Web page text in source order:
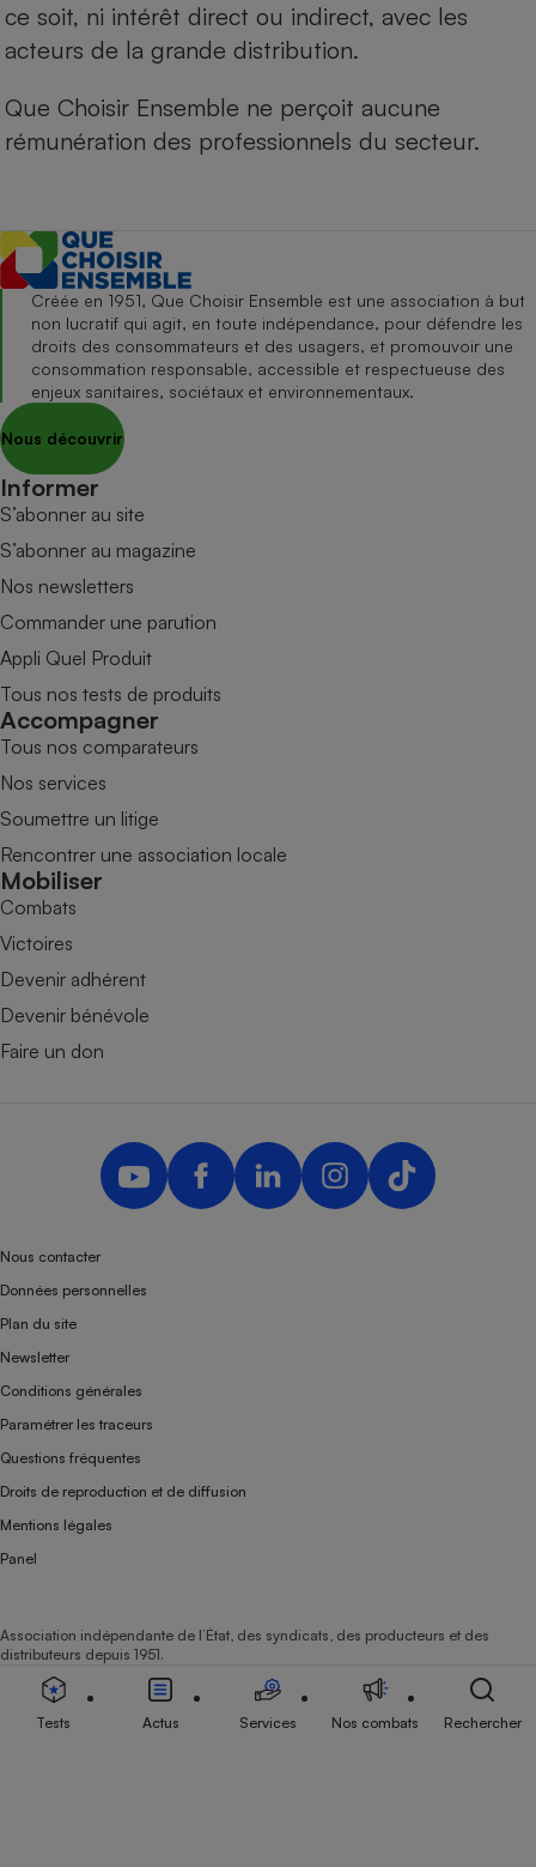
ce soit, ni intérêt direct ou indirect, avec les
acteurs de la grande distribution.
Que Choisir Ensemble ne perçoit aucune
rémunération des professionnels du secteur.
Créée en 1951, Que Choisir Ensemble est une association à but
non lucratif qui agit, en toute indépendance, pour défendre les
droits des consommateurs et des usagers, et promouvoir une
consommation responsable, accessible et respectueuse des
enjeux sanitaires, sociétaux et environnementaux.
Nous découvrir
Informer
S’abonner au site
S’abonner au magazine
Nos newsletters
Commander une parution
Appli Quel Produit
Tous nos tests de produits
Accompagner
Tous nos comparateurs
Nos services
Soumettre un litige
Rencontrer une association locale
Mobiliser
Combats
Victoires
Devenir adhérent
Devenir bénévole
Faire un don
Nous contacter
Données personnelles
Plan du site
Newsletter
Conditions générales
Paramétrer les traceurs
Questions fréquentes
Droits de reproduction et de diffusion
Mentions légales
Panel
Association indépendante de l’État, des syndicats, des producteurs et des
distributeurs depuis 1951.
Tests Actus Services Nos combats Rechercher